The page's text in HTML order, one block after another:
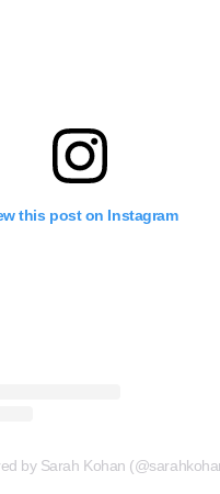
this post on Instagram
by Sarah Kohan